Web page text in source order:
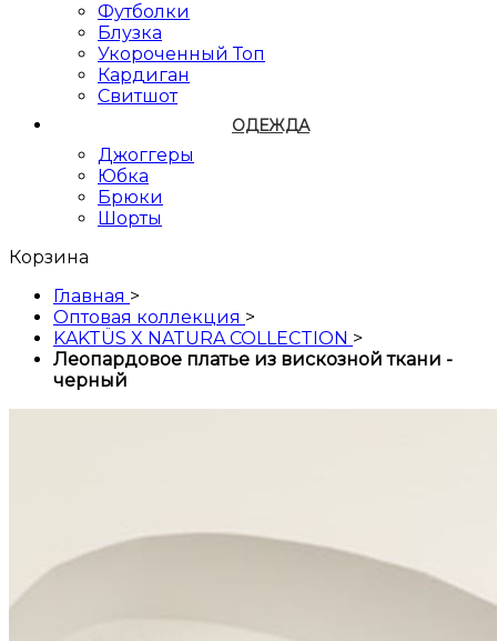
Футболки
Блузка
Укороченный Топ
Кардиган
Свитшот
ОДЕЖДА
Джоггеры
Юбка
Брюки
Шорты
Корзина
Главная >
Оптовая коллекция >
KAKTÜS X NATURA COLLECTION >
Леопардовое платье из вискозной ткани -
черный